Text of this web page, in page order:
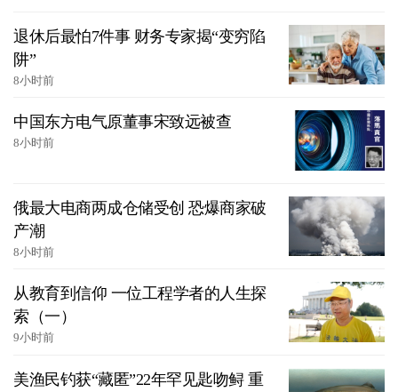
退休后最怕7件事 财务专家揭“变穷陷
阱”
8小时前
中国东方电气原董事宋致远被查
8小时前
俄最大电商两成仓储受创 恐爆商家破
产潮
8小时前
从教育到信仰 一位工程学者的人生探
索（一）
9小时前
美渔民钓获“藏匿”22年罕见匙吻鲟 重